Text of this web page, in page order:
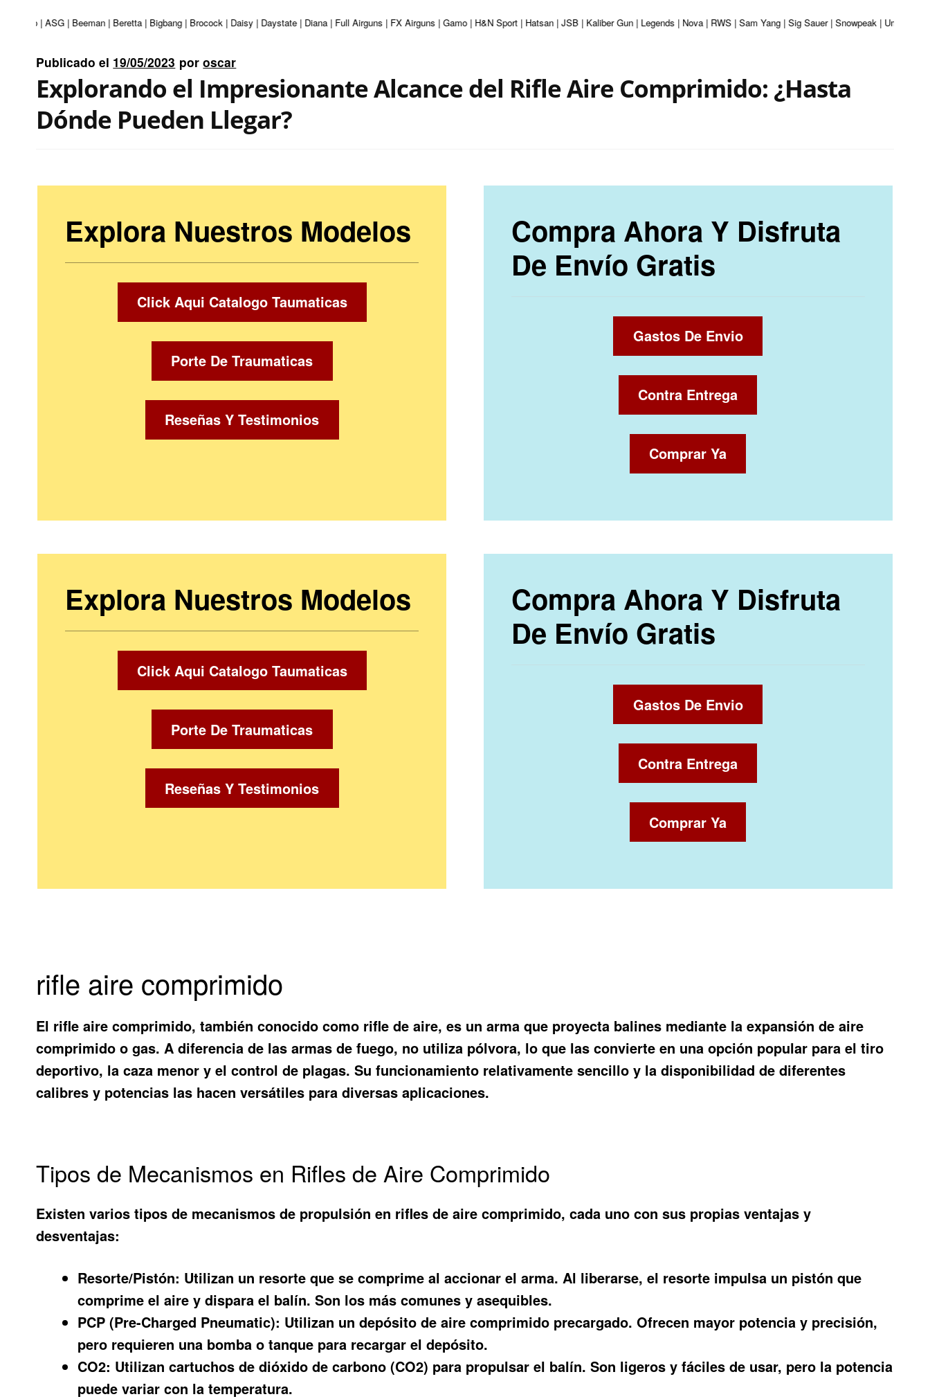
| ASG | Beeman | Beretta | Bigbang | Brocock | Daisy | Daystate | Diana | Full Airguns | FX Airguns | Gamo | H&N Sport | Hatsan | JSB | Kaliber Gun | Legends | Nova | RWS | Sam Yang | Sig Sauer | Snowpeak | Umarex |
Publicado el 19/05/2023 poroscar
Explorando el Impresionante Alcance del Rifle Aire Comprimido: ¿Hasta
Dónde Pueden Llegar?
Explora Nuestros Modelos
Click Aqui Catalogo Taumaticas
Porte De Traumaticas
Reseñas Y Testimonios
Compra Ahora Y Disfruta
De Envío Gratis
Gastos De Envio
Contra Entrega
Comprar Ya
Explora Nuestros Modelos
Click Aqui Catalogo Taumaticas
Porte De Traumaticas
Reseñas Y Testimonios
Compra Ahora Y Disfruta
De Envío Gratis
Gastos De Envio
Contra Entrega
Comprar Ya
rifle aire comprimido
El rifle aire comprimido, también conocido como rifle de aire, es un arma que proyecta balines mediante la expansión de aire
comprimido o gas. A diferencia de las armas de fuego, no utiliza pólvora, lo que las convierte en una opción popular para el tiro
deportivo, la caza menor y el control de plagas. Su funcionamiento relativamente sencillo y la disponibilidad de diferentes
calibres y potencias las hacen versátiles para diversas aplicaciones.
Tipos de Mecanismos en Rifles de Aire Comprimido
Existen varios tipos de mecanismos de propulsión en rifles de aire comprimido, cada uno con sus propias ventajas y
desventajas:
Resorte/Pistón: Utilizan un resorte que se comprime al accionar el arma. Al liberarse, el resorte impulsa un pistón que
comprime el aire y dispara el balín. Son los más comunes y asequibles.
PCP (Pre-Charged Pneumatic): Utilizan un depósito de aire comprimido precargado. Ofrecen mayor potencia y precisión,
pero requieren una bomba o tanque para recargar el depósito.
CO2: Utilizan cartuchos de dióxido de carbono (CO2) para propulsar el balín. Son ligeros y fáciles de usar, pero la potencia
puede variar con la temperatura.